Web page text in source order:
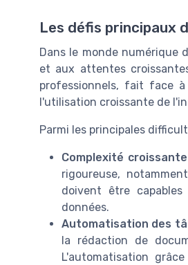
Les défis principaux
Dans le monde numérique
et aux attentes
professionnels, fait face
l'utilisation croissante de
Parmi les principales
Complexité
rigoureuse,
doivent être
données.
Automatisation des
la rédaction de
L'automatisation